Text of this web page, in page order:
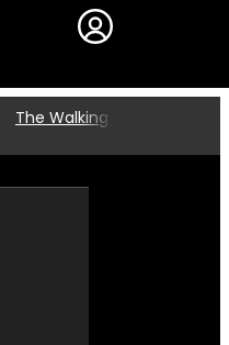
The Walking Dead